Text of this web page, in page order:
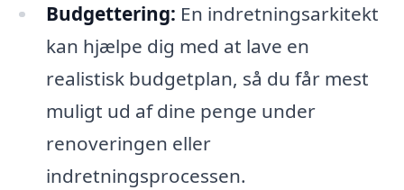
Budgettering: En indretningsarkitekt
kan hjælpe dig med at lave en
realistisk budgetplan, så du får mest
muligt ud af dine penge under
renoveringen eller
indretningsprocessen.